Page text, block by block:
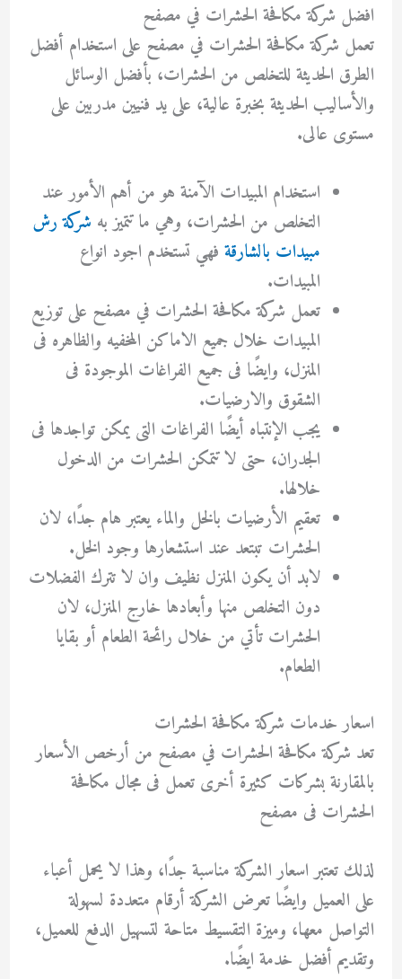
افضل شركة مكافحة الحشرات في مصفح
تعمل شركة مكافحة الحشرات في مصفح على استخدام أفضل
الطرق الحديثة للتخلص من الحشرات، بأفضل الوسائل
والأساليب الحديثة بخبرة عالية، على يد فنيين مدربين على
مستوى عالى.
استخدام المبيدات الآمنة هو من أهم الأمور عند
التخلص من الحشرات، وهي ما تتميز به شركة رش
مبيدات بالشارقةفهي تستخدم اجود انواع
المبيدات.
تعمل شركة مكافحة الحشرات في مصفح على توزيع
المبيدات خلال جميع الاماكن المخفيه والظاهره فى
المنزل، وايضًا فى جميع الفراغات الموجودة فى
الشقوق والارضيات.
يجب الإنتباه أيضًا الفراغات التى يمكن تواجدها فى
الجدران، حتى لا تتمكن الحشرات من الدخول
خلالها.
تعقيم الأرضيات بالخل والماء يعتبر هام جدًا، لان
الحشرات تبتعد عند استشعارها وجود الخل.
لابد أن يكون المنزل نظيف وان لا تترك الفضلات
دون التخلص منها وأبعادها خارج المنزل، لان
الحشرات تأتي من خلال رائحة الطعام أو بقايا
الطعام.
اسعار خدمات شركة مكافحة الحشرات
تعد شركة مكافحة الحشرات في مصفح من أرخص الأسعار
بالمقارنة بشركات كثيرة أخرى تعمل فى مجال مكافحة
الحشرات فى مصفح
لذلك تعتبر اسعار الشركة مناسبة جدًا، وهذا لا يحمل أعباء
على العميل وايضًا تعرض الشركة أرقام متعددة لسهولة
التواصل معها، وميزة التقسيط متاحة لتسهيل الدفع للعميل،
وتقديم أفضل خدمة ايضًا.